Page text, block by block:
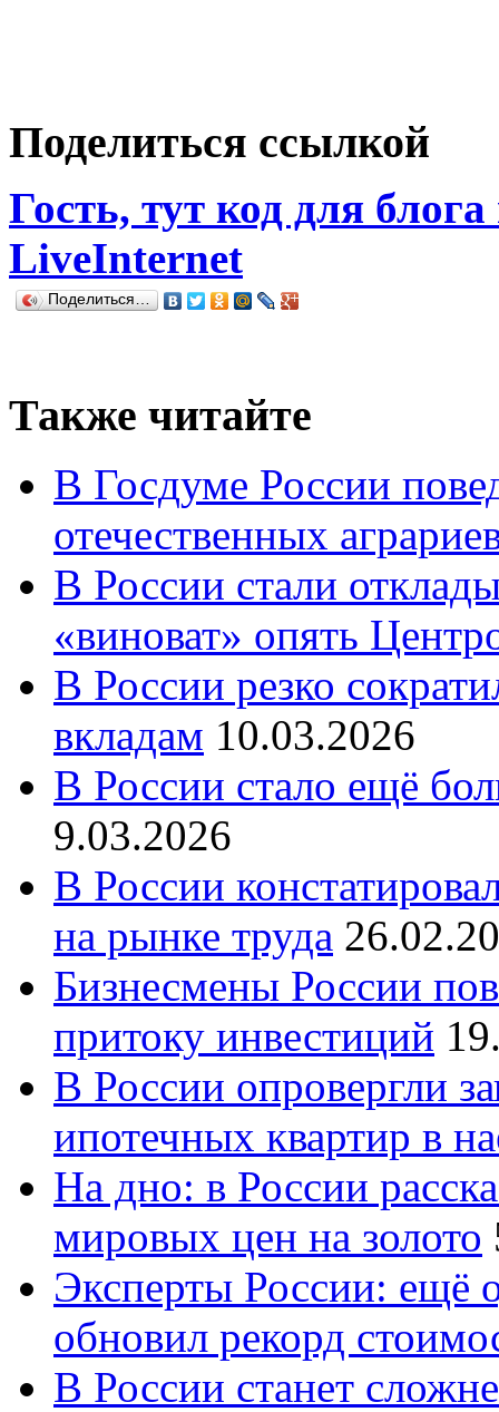
Поделиться ссылкой
Гость, тут код для
LiveInternet
Поделиться…
Также читайте
В Госдуме России
отечественных
В России стали
«виноват» опять
В России резко
вкладам 10.03.2026
В России стало ещё
9.03.2026
В России
на рынке труда
Бизнесмены России
притоку инвестиций
В России опровергли
ипотечных квартир в
На дно: в России
мировых цен на золото
Эксперты России: ещё
обновил рекорд
В России станет